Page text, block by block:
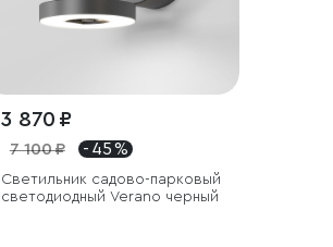
3 870 ₽
7 100 ₽ - 45 %
Светильник садово-парковый
светодиодный Verano черный